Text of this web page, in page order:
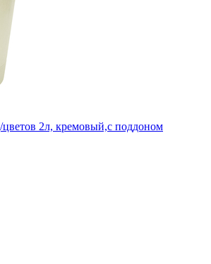
2л, кремовый,с поддоном